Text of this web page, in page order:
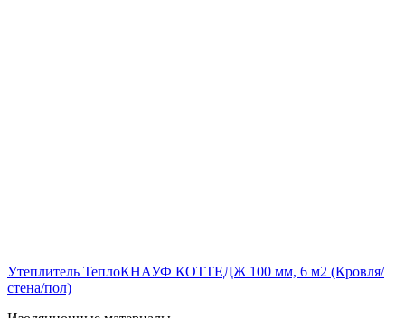
Утеплитель ТеплоКНАУФ КОТТЕДЖ 100 мм, 6 м2 (Кровля/
стена/пол)